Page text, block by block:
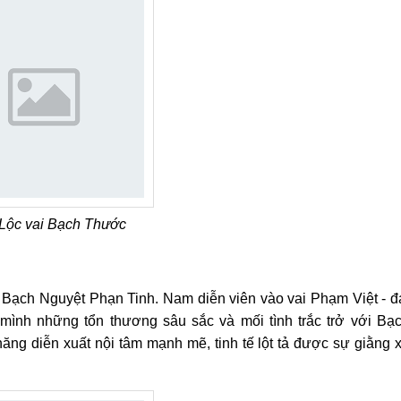
vai Bạch Thước
Nguyệt Phạn Tinh. Nam diễn viên vào vai Phạm Việt -
những tổn thương sâu sắc và mối tình trắc trở với
diễn xuất nội tâm mạnh mẽ, tinh tế lột tả được sự giằng